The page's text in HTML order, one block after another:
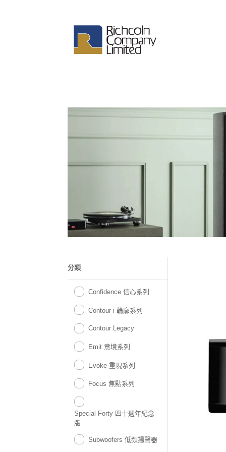
分類
Confidence 信心系列
Contour i 輪廓系列
Contour Legacy
Emit 意境系列
Evoke 重現系列
Focus 焦點系列
Special Forty 四十週年紀念
版
Subwoofers 低頻揚聲器